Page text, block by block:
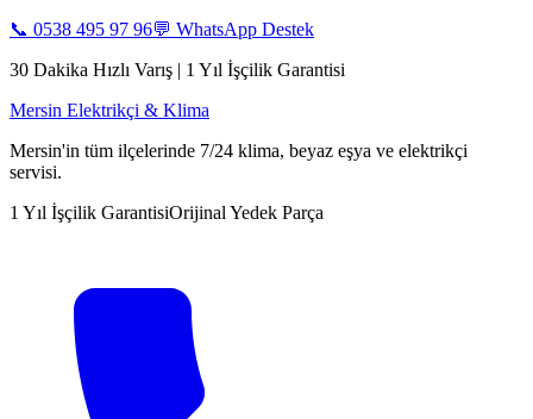
📞 0538 495 97 96💬 WhatsApp Destek
30 Dakika Hızlı Varış | 1 Yıl İşçilik Garantisi
Mersin Elektrikçi & Klima
Mersin'in tüm ilçelerinde 7/24 klima, beyaz eşya ve elektrikçi
servisi.
1 Yıl İşçilik GarantisiOrijinal Yedek Parça